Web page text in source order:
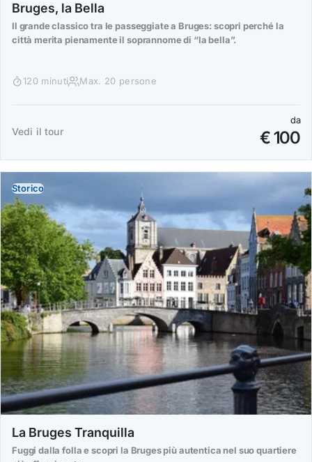
Bruges, la Bella
Il grande classico tra le passeggiate a Bruges: scopri perché la
città merita pienamente il soprannome di “la bella”.
120 minuti Max. 20 persone
Vedi il tour
da
€ 100
Storico
La Bruges Tranquilla
Fuggi dalla folla e scopri la Bruges più autentica nel suo quartiere